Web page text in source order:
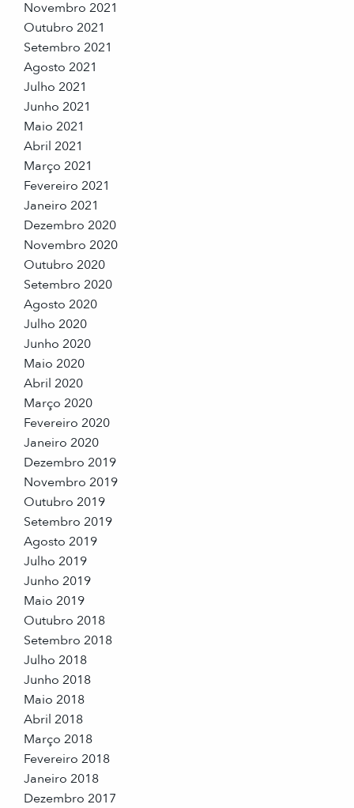
Novembro 2021
Outubro 2021
Setembro 2021
Agosto 2021
Julho 2021
Junho 2021
Maio 2021
Abril 2021
Março 2021
Fevereiro 2021
Janeiro 2021
Dezembro 2020
Novembro 2020
Outubro 2020
Setembro 2020
Agosto 2020
Julho 2020
Junho 2020
Maio 2020
Abril 2020
Março 2020
Fevereiro 2020
Janeiro 2020
Dezembro 2019
Novembro 2019
Outubro 2019
Setembro 2019
Agosto 2019
Julho 2019
Junho 2019
Maio 2019
Outubro 2018
Setembro 2018
Julho 2018
Junho 2018
Maio 2018
Abril 2018
Março 2018
Fevereiro 2018
Janeiro 2018
Dezembro 2017